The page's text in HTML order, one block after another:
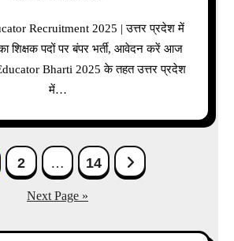
शिक्षक पदों पर बंपर भर्ती, आवेदन करें आज
Bharti 2025 के तहत उत्तर प्रदेश
में…
2 … 14
Next Page »